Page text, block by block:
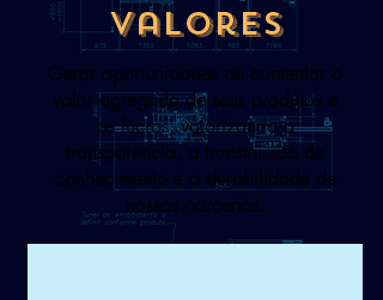
valores
Gerar oportunidades de aumentar o
valor agregado de seus produtos e
os lucros, valorizando a
transparência, a transmissão de
conhecimento e a durabilidade de
nossas parcerias.